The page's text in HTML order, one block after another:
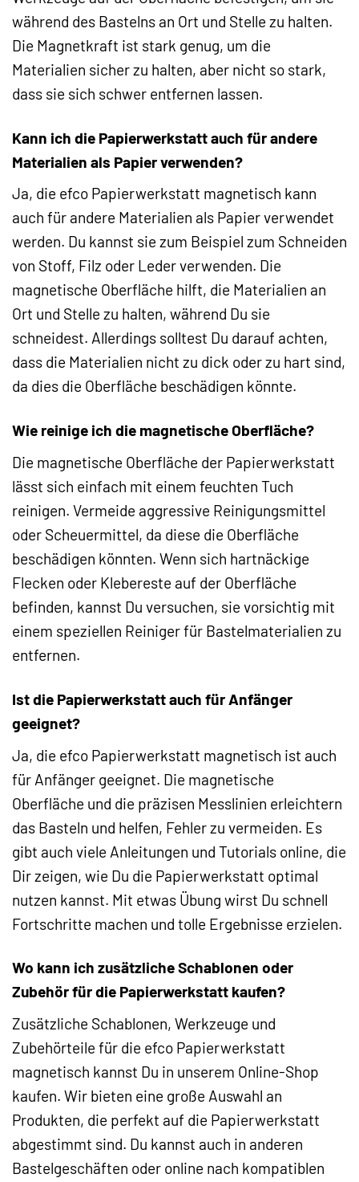
während des Bastelns an Ort und Stelle zu halten.
Die Magnetkraft ist stark genug, um die
Materialien sicher zu halten, aber nicht so stark,
dass sie sich schwer entfernen lassen.
Kann ich die Papierwerkstatt auch für andere
Materialien als Papier verwenden?
Ja, die efco Papierwerkstatt magnetisch kann
auch für andere Materialien als Papier verwendet
werden. Du kannst sie zum Beispiel zum Schneiden
von Stoff, Filz oder Leder verwenden. Die
magnetische Oberfläche hilft, die Materialien an
Ort und Stelle zu halten, während Du sie
schneidest. Allerdings solltest Du darauf achten,
dass die Materialien nicht zu dick oder zu hart sind,
da dies die Oberfläche beschädigen könnte.
Wie reinige ich die magnetische Oberfläche?
Die magnetische Oberfläche der Papierwerkstatt
lässt sich einfach mit einem feuchten Tuch
reinigen. Vermeide aggressive Reinigungsmittel
oder Scheuermittel, da diese die Oberfläche
beschädigen könnten. Wenn sich hartnäckige
Flecken oder Klebereste auf der Oberfläche
befinden, kannst Du versuchen, sie vorsichtig mit
einem speziellen Reiniger für Bastelmaterialien zu
entfernen.
Ist die Papierwerkstatt auch für Anfänger
geeignet?
Ja, die efco Papierwerkstatt magnetisch ist auch
für Anfänger geeignet. Die magnetische
Oberfläche und die präzisen Messlinien erleichtern
das Basteln und helfen, Fehler zu vermeiden. Es
gibt auch viele Anleitungen und Tutorials online, die
Dir zeigen, wie Du die Papierwerkstatt optimal
nutzen kannst. Mit etwas Übung wirst Du schnell
Fortschritte machen und tolle Ergebnisse erzielen.
Wo kann ich zusätzliche Schablonen oder
Zubehör für die Papierwerkstatt kaufen?
Zusätzliche Schablonen, Werkzeuge und
Zubehörteile für die efco Papierwerkstatt
magnetisch kannst Du in unserem Online-Shop
kaufen. Wir bieten eine große Auswahl an
Produkten, die perfekt auf die Papierwerkstatt
abgestimmt sind. Du kannst auch in anderen
Bastelgeschäften oder online nach kompatiblen